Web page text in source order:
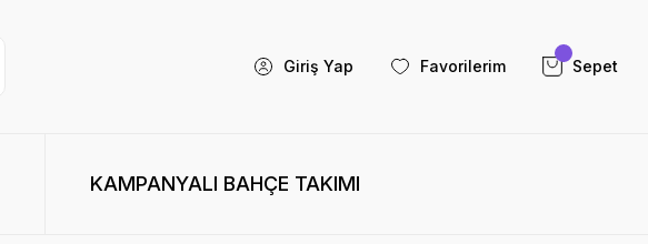
Giriş Yap Favorilerim Sepet
KAMPANYALI BAHÇE TAKIMI